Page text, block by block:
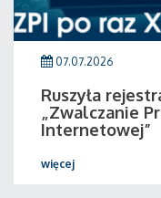
07.07.2026
Ruszyła
„Zwalczanie
Internetowej”
więcej